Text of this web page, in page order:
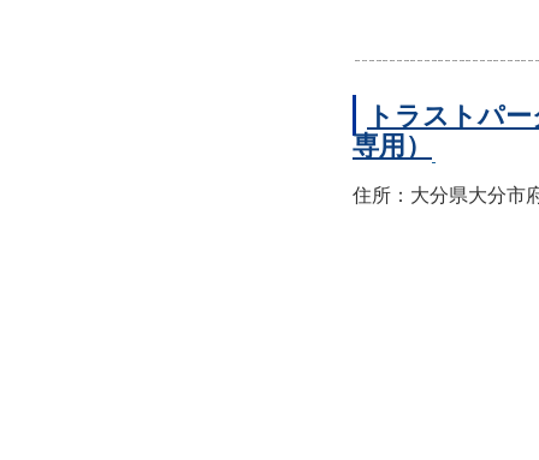
トラストパ
専用）
住所：大分県大分市